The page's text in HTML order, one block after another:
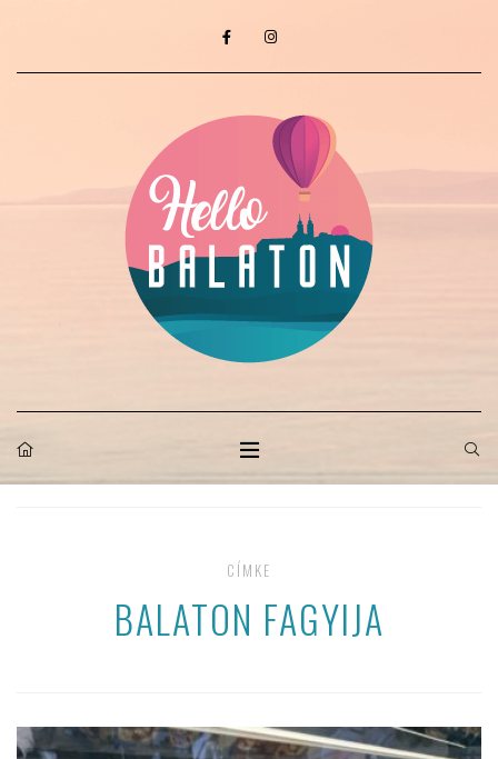
CÍMKE
BALATON FAGYIJA